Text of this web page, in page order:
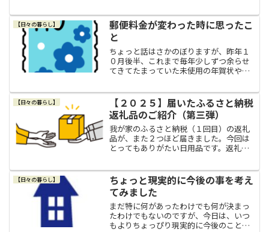
の基準が変わりました若い頃は、機能性
や履き心地よりも見た目を...
【日々の暮らし】
郵便料金が変わった時に思ったこ
と
ちょっと話はさかのぼりますが、昨年１
０月後半、これまで毎年少しずつ余らせ
てきてたまっていた未使用の年賀状や書
あって、思った以上にたくさん枚数があ
ってビックリでした。「未...
【日々の暮らし】
【２０２５】届いたふるさと納税
返礼品のご紹介（第三弾）
我が家のふるさと納税（１回目）の返礼
品が、また２つほど届きました。今回は
とってもありがたい日用品です。返礼品
奈川県 川崎市(function(b,c,f,g,a,d,e...
【日々の暮らし】
ちょっと現実的に今後の事を考え
てみました
まだ特に何があったわけでも何が決まっ
たわけでもないのですが、今日は、いつ
もよりちょっぴり現実的に今後のことを